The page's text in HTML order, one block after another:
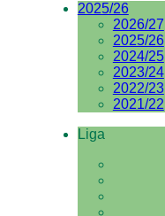
2025/26
2026/27
2025/26
2024/25
2023/24
2022/23
2021/22
Liga